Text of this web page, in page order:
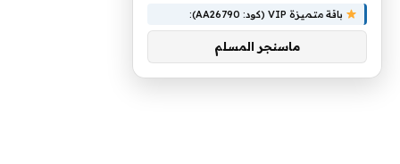
باقة متميزة VIP (كود: AA26790):
ماسنجر المسلم